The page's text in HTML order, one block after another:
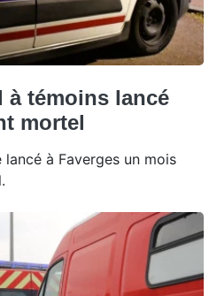
à témoins lancé
mortel
à Faverges un mois